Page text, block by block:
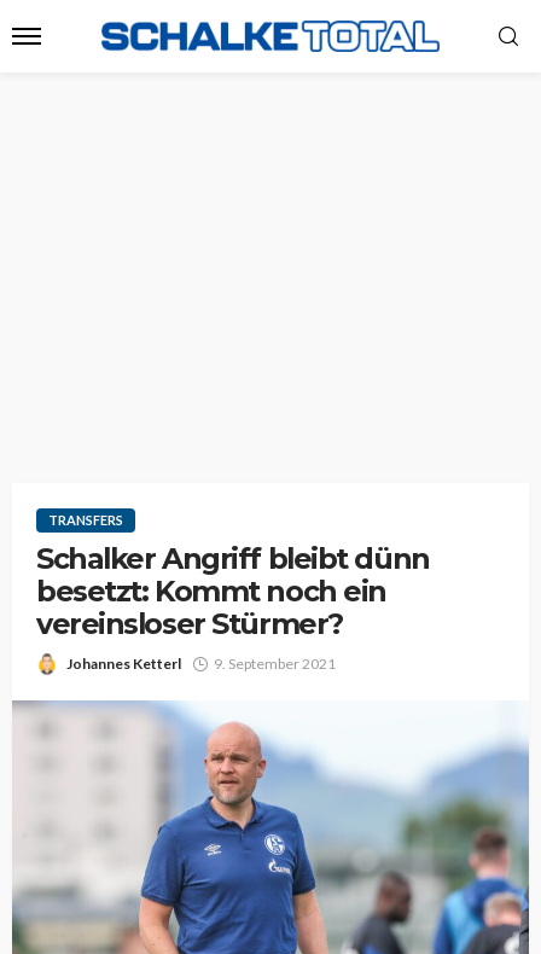
TRANSFERS
Schalker Angriff bleibt dünn
besetzt: Kommt noch ein
vereinsloser Stürmer?
Johannes Ketterl 9. September 2021